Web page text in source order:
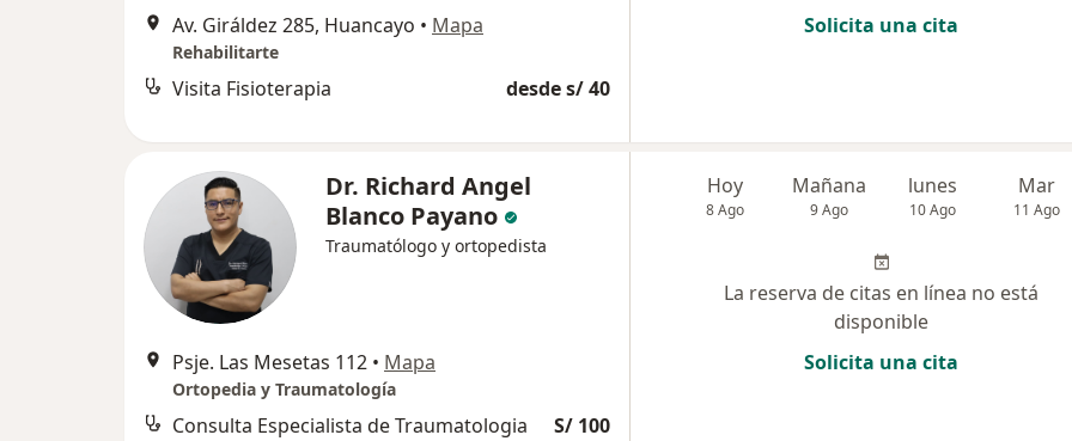
Av. Giráldez 285, Huancayo • Mapa
Rehabilitarte
Visita Fisioterapia desde s/ 40
Solicita una cita
Dr. Richard Angel
Blanco Payano
Traumatólogo y ortopedista
Psje. Las Mesetas 112 • Mapa
Ortopedia y Traumatología
Consulta Especialista de Traumatologia S/ 100
Hoy
8 Ago
Mañana
9 Ago
lunes
10 Ago
Mar
11 Ago
La reserva de citas en línea no está
disponible
Solicita una cita